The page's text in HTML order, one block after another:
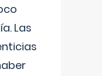
Las